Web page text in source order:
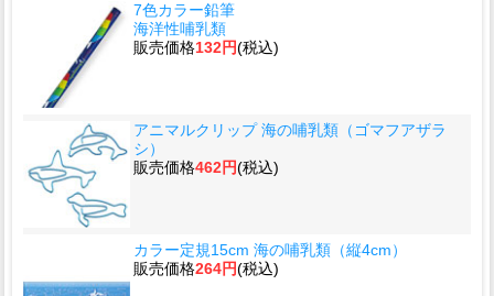
7色カラー鉛筆
海洋性哺乳類
販売価格132円(税込)
アニマルクリップ 海の哺乳類（ゴマフアザラ
シ）
販売価格462円(税込)
カラー定規15cm 海の哺乳類（縦4cm）
販売価格264円(税込)